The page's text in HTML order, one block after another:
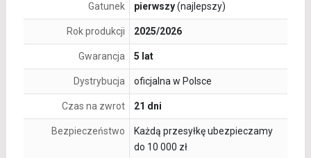
Gatunek pierwszy(najlepszy)
Rok produkcji 2025/2026
Gwarancja 5 lat
Dystrybucja oficjalna w Polsce
Czas na zwrot 21 dni
Bezpieczeństwo
Każdą przesyłkę ubezpieczamy
do 10 000 zł